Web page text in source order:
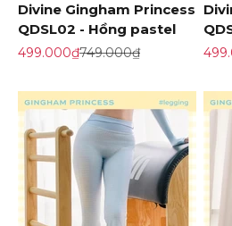
Divine Gingham Princess
QDSL02 - Hồng pastel
Giá khuyến mãi
499.000₫Giá gốc
749.000₫ Giá